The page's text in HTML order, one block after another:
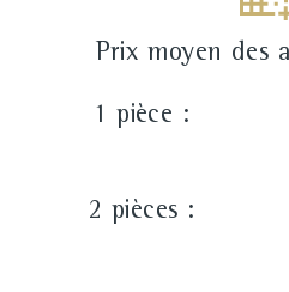
Prix moyen des
1 pièce :
2 pièces :